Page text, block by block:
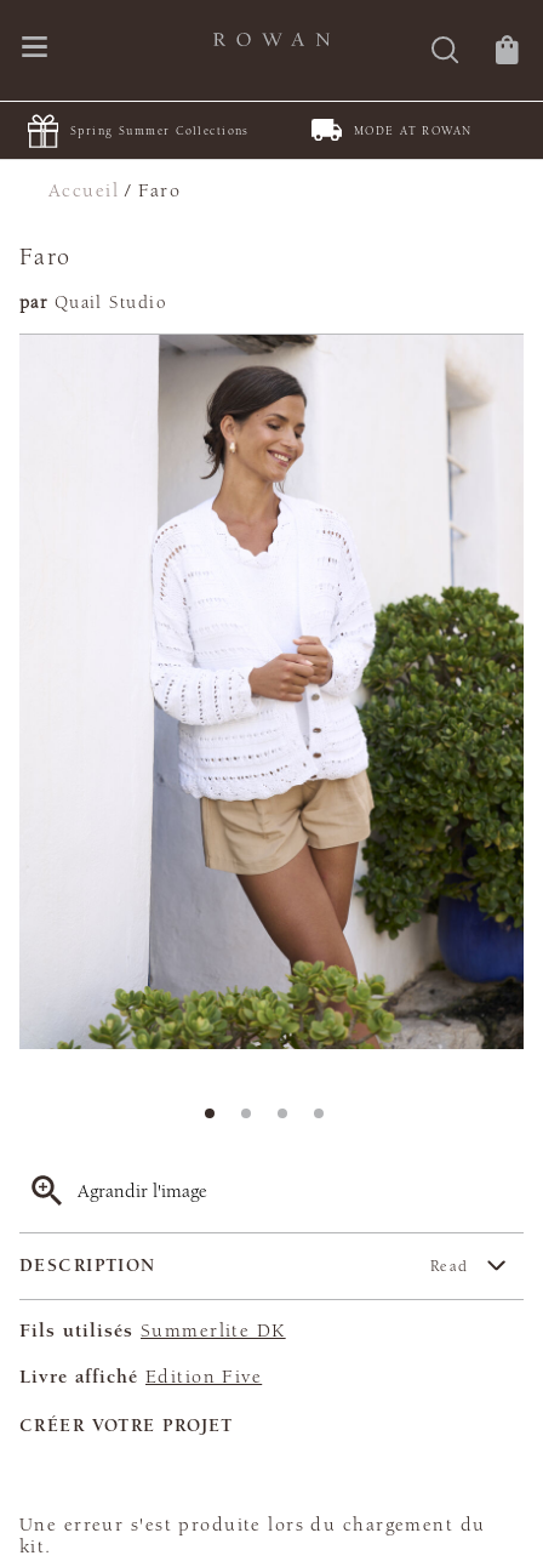
Spring Summer Collections MODE AT ROWAN
Accueil /Faro
Faro
par Quail Studio
Agrandir l'image
DESCRIPTION Read
Fils utilisés Summerlite DK
Livre affiché Edition Five
CRÉER VOTRE PROJET
Une erreur s'est produite lors du chargement du
kit.